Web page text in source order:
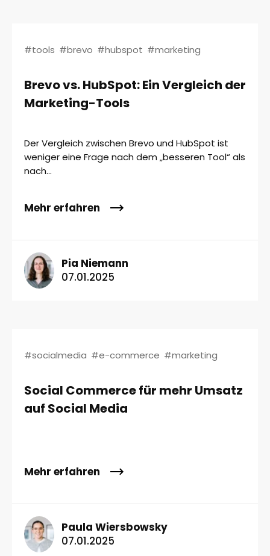
#tools #brevo #hubspot #marketing
Brevo vs. HubSpot: Ein Vergleich der
Marketing-Tools
Der Vergleich zwischen Brevo und HubSpot ist
weniger eine Frage nach dem „besseren Tool“ als
nach...
Mehr erfahren
Pia Niemann
07.01.2025
#socialmedia #e-commerce #marketing
Social Commerce für mehr Umsatz
auf Social Media
Mehr erfahren
Paula Wiersbowsky
07.01.2025